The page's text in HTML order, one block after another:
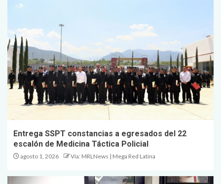
Entrega SSPT constancias a egresados del 22
escalón de Medicina Táctica Policial
agosto 1, 2026 Vía: MRLNews | Mega Red Latina